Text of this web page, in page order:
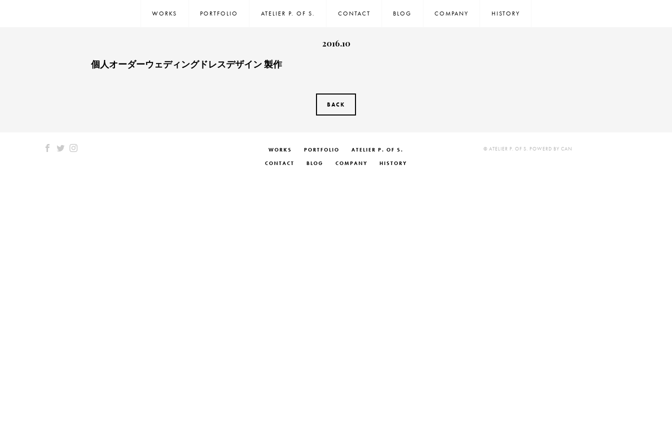
WORKS PORTFOLIO ATELIER P. OF S. CONTACT BLOG COMPANY HISTORY
2016.10
個人オーダーウェディングドレスデザイン 製作
BACK
WORKS PORTFOLIO ATELIER P. OF S.
CONTACT BLOG COMPANY HISTORY
© ATELIER P. OF S. POWERD BY CAN